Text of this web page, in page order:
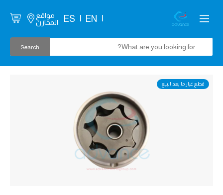
EN
ES
مواقع
المخازن
قطع غيار ما بعد البيع